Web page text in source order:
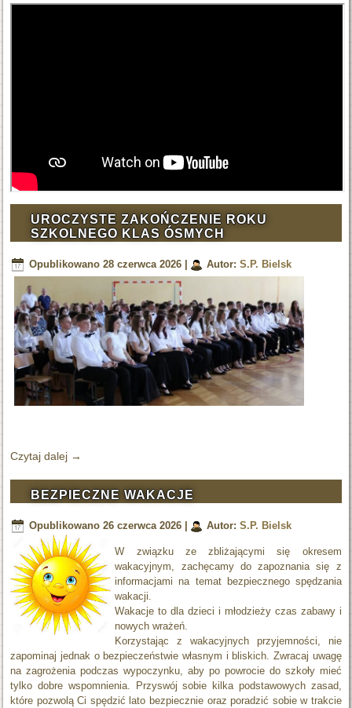
UROCZYSTE ZAKOŃCZENIE ROKU
SZKOLNEGO KLAS ÓSMYCH
Opublikowano 28 czerwca 2026 Autor: S.P. Bielsk
Czytaj dalej →
BEZPIECZNE WAKACJE
Opublikowano 26 czerwca 2026 Autor: S.P. Bielsk
W związku ze zbliżającymi się okresem
wakacyjnym, zachęcamy do zapoznania się z
informacjami na temat bezpiecznego spędzania
wakacji.
Wakacje to dla dzieci i młodzieży czas zabawy i
nowych wrażeń.
Korzystając z wakacyjnych przyjemności, nie
zapominaj jednak o bezpieczeństwie własnym i bliskich. Zwracaj uwagę
na zagrożenia podczas wypoczynku, aby po powrocie do szkoły mieć
tylko dobre wspomnienia. Przyswój sobie kilka podstawowych zasad,
które pozwolą Ci spędzić lato bezpiecznie oraz poradzić sobie w trakcie